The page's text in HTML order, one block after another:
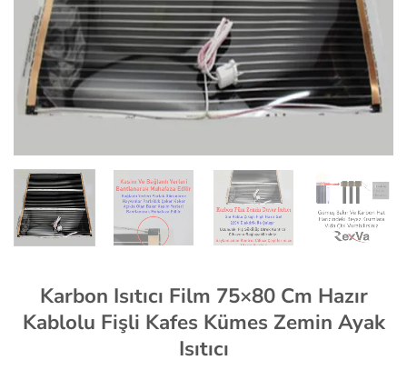
Karbon Isıtıcı Film 75×80 Cm Hazır
Kablolu Fişli Kafes Kümes Zemin Ayak
Isıtıcı